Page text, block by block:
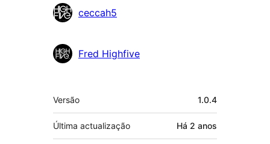
Contribuidores
ceccah5
Fred Highfive
Metadados
Versão 1.0.4
Última actualização Há 2 anos